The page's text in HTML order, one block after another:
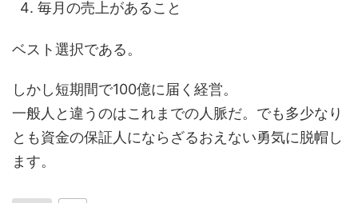
毎月の売上があること
ベスト選択である。
しかし短期間で100億に届く経営。
一般人と違うのはこれまでの人脈だ。でも多少なり
とも資金の保証人にならざるおえない勇気に脱帽し
ます。